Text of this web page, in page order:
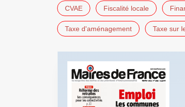
CVAE
Fiscalité locale
Taxe d'aménagement Taxe sur